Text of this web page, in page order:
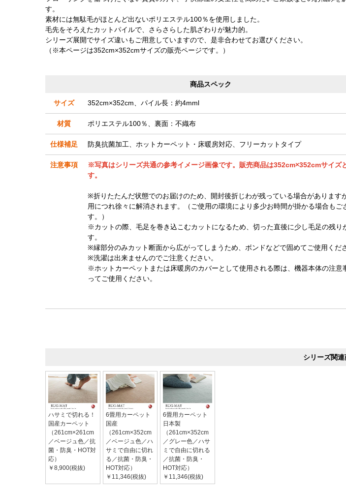
す。
素材には無駄毛がほとんど出ないポリエステル100％を使用しました。
毛先をそろえたカットパイルで、さらさらした肌ざわりが魅力的。
シリーズ展開でサイズ違いもご用意していますので、是非合わせてお選びください。
（※本ページは352cm×352cmサイズの販売ページです。）
商品スペック
サイズ 352cm×352cm、パイル長：約4mml
材質 ポリエステル100％、裏面：不織布
仕様補足 防臭抗菌加工、ホットカーペット・床暖房対応、フリーカットタイプ
注意事項
※写真はシリーズ共通の参考イメージ画像です。販売商品は352cm×352cmサイズ
す。
※折りたたんだ状態でのお届けのため、開封後折じわが残っている場合があります
用につれ徐々に解消されます。（ご使用の環境により多少お時間が掛かる場合もご
す。）
※カットの際、毛足を巻き込こむカットになるため、切った直後に少し毛足の残り
す。
※縁部分のみカット断面から広がってしまうため、ボンドなどで固めてご使用くだ
※洗濯は出来ませんのでご注意ください。
※ホットカーペットまたは床暖房のカバーとして使用される際は、機器本体の注意
ってご使用ください。
シリーズ関
ハサミで切れる！
国産カーペット
（261cm×261cm
／ベージュ色／抗
菌・防臭・HOT対
応）
￥8,900(税抜)
6畳用カーペット
国産
（261cm×352cm
／ベージュ色／ハ
サミで自由に切れ
る／抗菌・防臭・
HOT対応）
￥11,346(税抜)
6畳用カーペット
日本製
（261cm×352cm
／グレー色／ハサ
ミで自由に切れる
／抗菌・防臭・
HOT対応）
￥11,346(税抜)